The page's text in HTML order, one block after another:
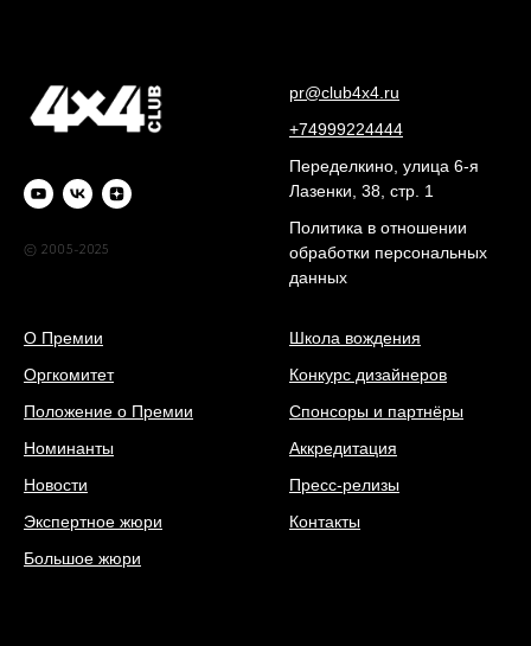
© 2005-2025
pr@club4x4.ru
+74999224444
Переделкино, улица 6-я
Лазенки, 38, стр. 1
Политика в отношении
обработки персональных
данных
О Премии
Оргкомитет
Положение о Премии
Номинанты
Новости
Экспертное жюри
Большое жюри
Школа вождения
Конкурс дизайнеров
Спонсоры и партнёры
Аккредитация
Пресс-релизы
Контакты